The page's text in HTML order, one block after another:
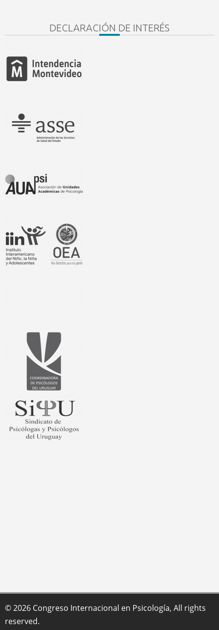
DECLARACIÓN DE INTERÉS
© 2026 Congreso Internacional en Psicología, All rights
reserved.